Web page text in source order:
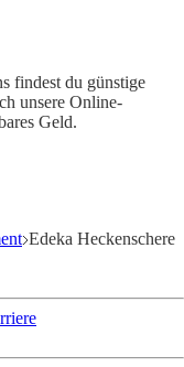
findest du günstige
unsere Online-
Geld.
Edeka Heckenschere